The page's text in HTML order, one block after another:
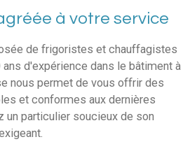
à votre service
de frigoristes et chauffagistes
d'expérience dans le bâtiment à
nous permet de vous offrir des
et conformes aux dernières
un particulier soucieux de son